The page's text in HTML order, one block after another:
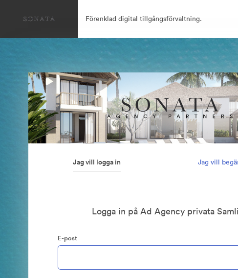
Förenklad digital tillgångsförvaltning.
Jag vill logga in Jag vill
Logga in på Ad Agency privata
E-post